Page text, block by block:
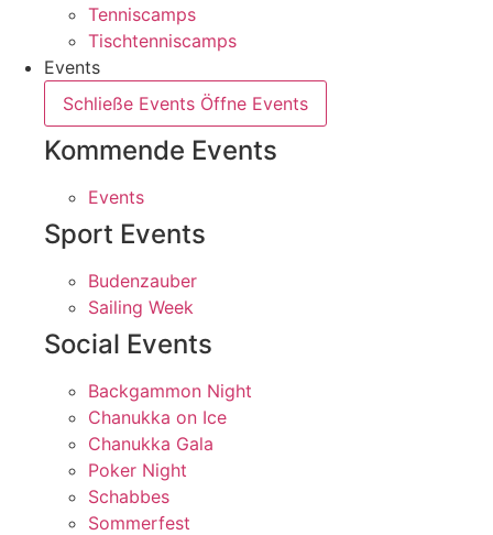
Tenniscamps
Tischtenniscamps
Events
Schließe Events Öffne Events
Kommende Events
Events
Sport Events
Budenzauber
Sailing Week
Social Events
Backgammon Night
Chanukka on Ice
Chanukka Gala
Poker Night
Schabbes
Sommerfest